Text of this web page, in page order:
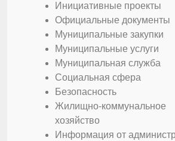
Инициативные проекты
Официальные документы
Муниципальные закупки
Муниципальные услуги
Муниципальная служба
Социальная сфера
Безопасность
Жилищно-коммунальное
хозяйство
Информация от